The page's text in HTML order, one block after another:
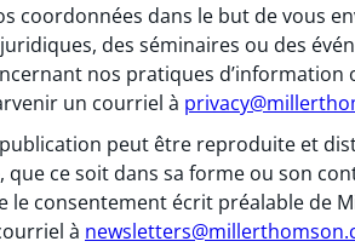
coordonnées dans le but de vous
des séminaires ou des
nos pratiques
un courriel à
publication peut être reproduite et
que ce soit dans sa forme ou son
consentement écrit préalable de
à